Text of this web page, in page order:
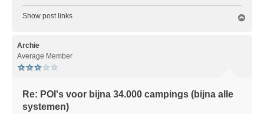
Show post links
Archie
Average Member
Re: POI's voor bijna 34.000 campings (bijna alle
systemen)